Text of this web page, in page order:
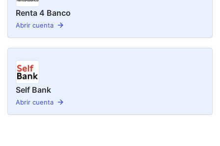
Renta 4 Banco
Abrir cuenta
Self Bank
Abrir cuenta